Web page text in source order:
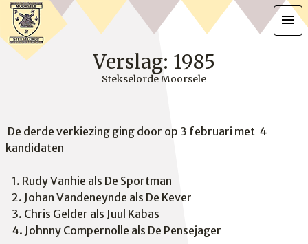
menu
Verslag: 1985
Stekselorde Moorsele
De derde verkiezing ging door op 3 februari met 4
kandidaten
1. Rudy Vanhie als De Sportman
2. Johan Vandeneynde als De Kever
3. Chris Gelder als Juul Kabas
4. Johnny Compernolle als De Pensejager